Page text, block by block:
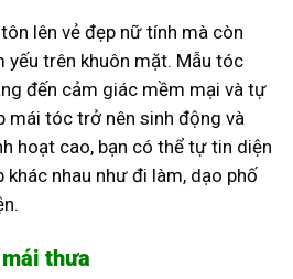
lên vẻ đẹp nữ tính mà còn
yếu trên khuôn mặt. Mẫu tóc
đến cảm giác mềm mại và tự
mái tóc trở nên sinh động và
hoạt cao, bạn có thể tự tin diện
khác nhau như đi làm, dạo phố
thưa